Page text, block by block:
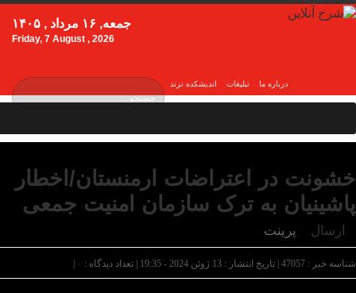
اندیشکده ترند تبلیغات درباره ما
جمعه, ۱۶ مرداد , ۱۴۰۵
Friday, 7 August , 2026
خشونت در اعتراضات ارمنستان/اخطار
پاشینیان به ترک سازمان امنیت جمعی
ارسال پرینت
شناسه خبر : 47057 | تاریخ انتشار : 13 ژوئن 2024 - 19:35 | تعداد دیدگاه : ۰